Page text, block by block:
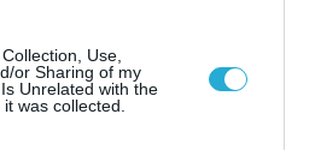
Use,
or Sharing of my
Unrelated with the
was collected.